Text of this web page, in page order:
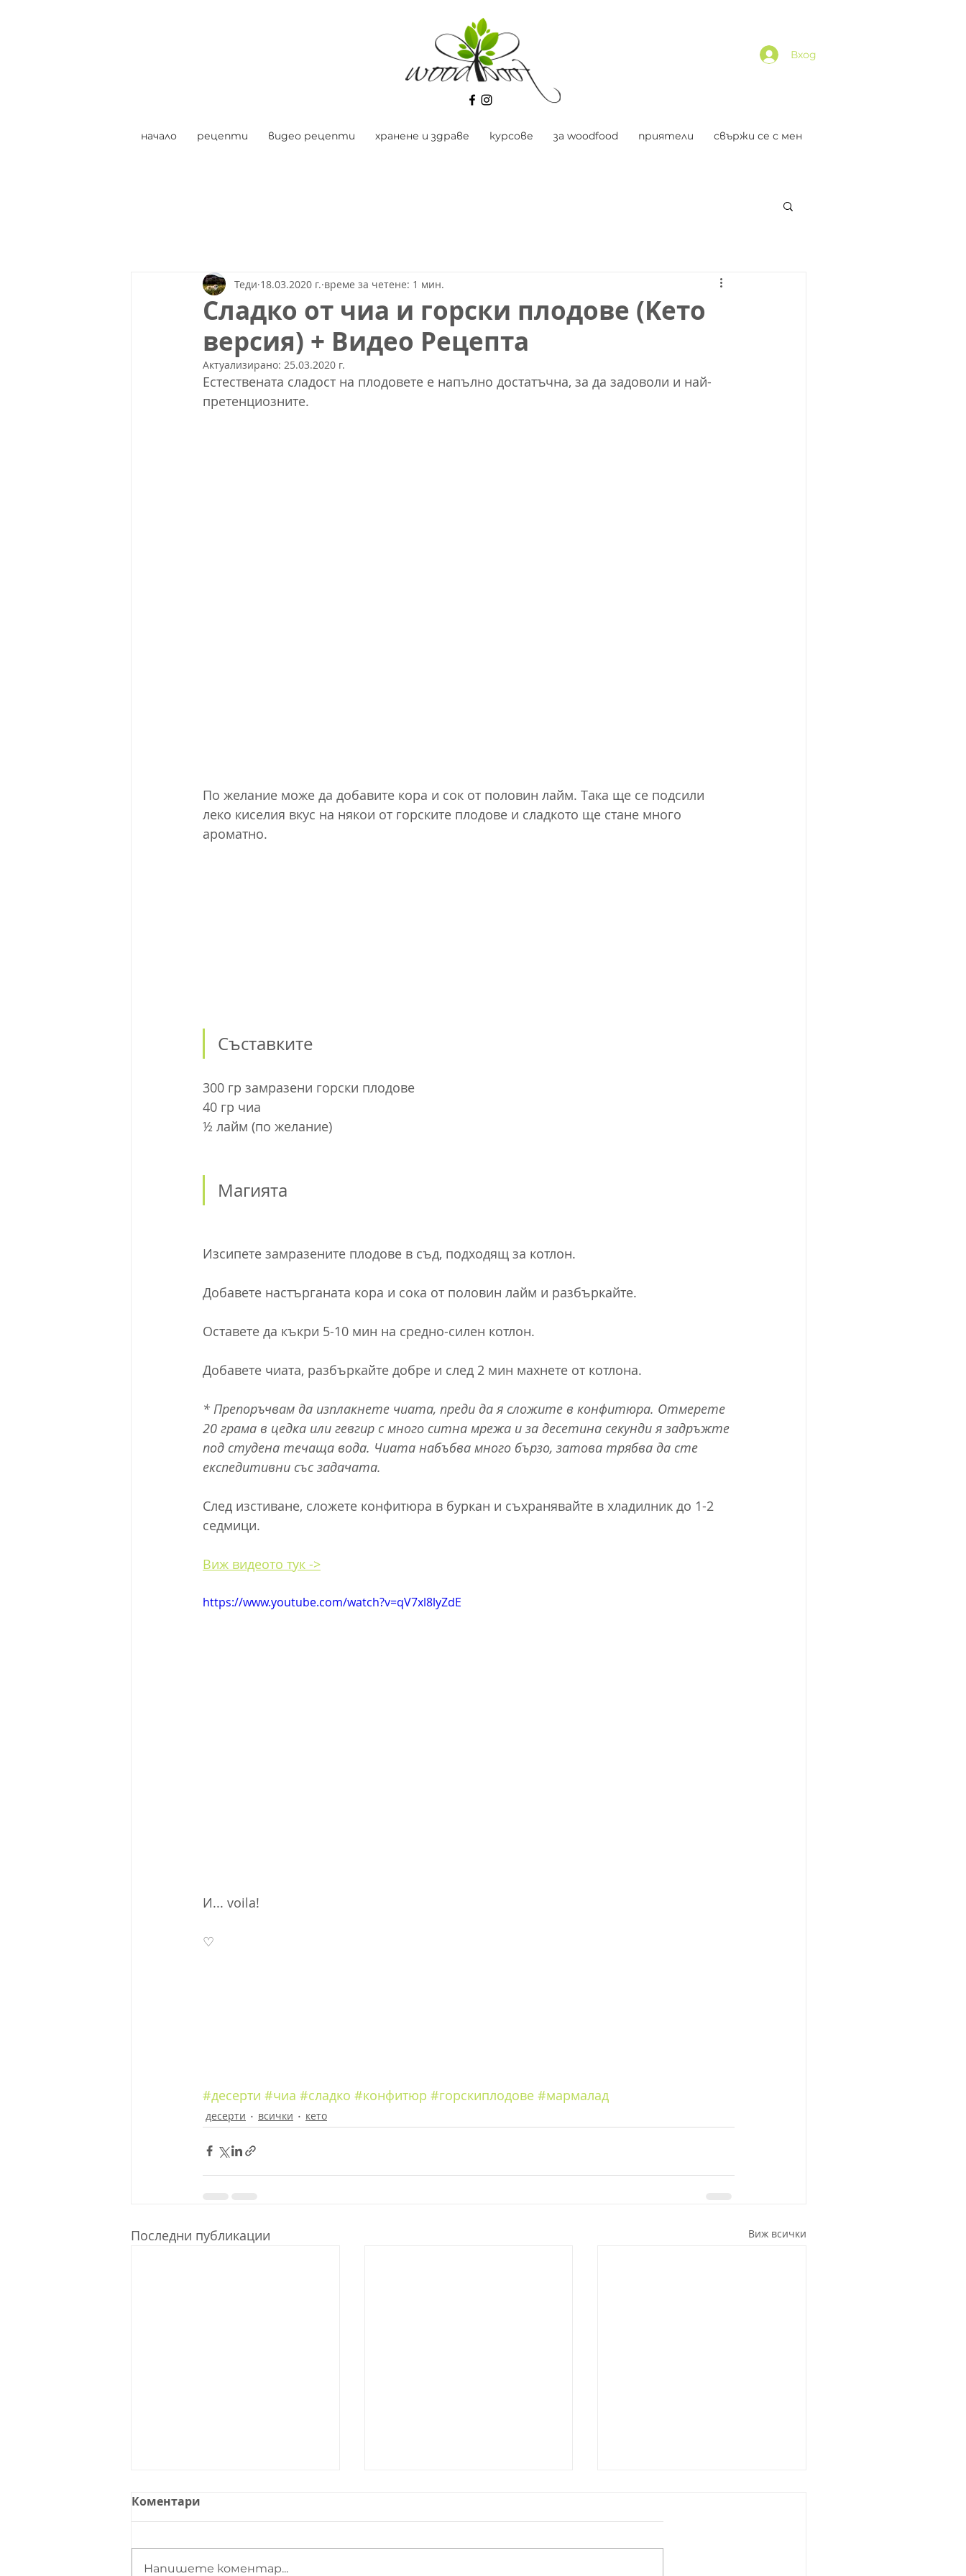
Вход
начало рецепти видео рецепти хранене и здраве курсове за woodfood приятели свържи се с мен
Сладко от чиа и горски плодове (Kето
версия) + Видео Рецепта
Теди 18.03.2020 г. време за четене: 1 мин.
Актуализирано: 25.03.2020 г.
Естествената сладост на плодовете е напълно достатъчна, за да задоволи и най-
претенциозните.
По желание може да добавите кора и сок от половин лайм. Така ще се подсили
леко киселия вкус на някои от горските плодове и сладкото ще стане много
ароматно.
Съставките
300 гр замразени горски плодове
40 гр чиа
½ лайм (по желание)
Магията
Изсипете замразените плодове в съд, подходящ за котлон.
Добавете настърганата кора и сока от половин лайм и разбъркайте.
Оставете да къкри 5-10 мин на средно-силен котлон.
Добавете чиата, разбъркайте добре и след 2 мин махнете от котлона.
* Препоръчвам да изплакнете чиата, преди да я сложите в конфитюра. Отмерете
20 грама в цедка или гевгир с много ситна мрежа и за десетина секунди я задръжте
под студена течаща вода. Чиата набъбва много бързо, затова трябва да сте
експедитивни със задачата.
След изстиване, сложете конфитюра в буркан и съхранявайте в хладилник до 1-2
седмици.
Виж видеото тук ->
https://www.youtube.com/watch?v=qV7xl8lyZdE
И... voila!
♡
#десерти #чиа #сладко #конфитюр #горскиплодове #мармалад
десерти всички кето
Последни публикации Виж всички
Коментари
Напишете коментар...